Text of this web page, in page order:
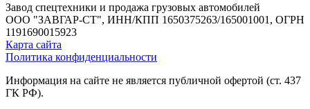
Завод спецтехники и продажа грузовых автомобилей
ООО "ЗАВГАР-СТ", ИНН/КПП 1650375263/165001001, ОГРН
1191690015923
Карта сайта
Политика конфиденциальности
Информация на сайте не является публичной офертой (ст. 437
ГК РФ).